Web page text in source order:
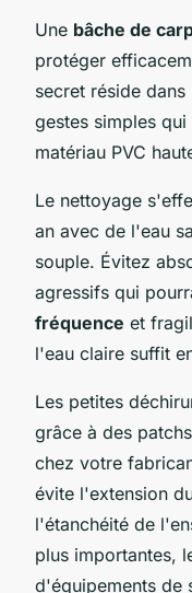
Une bâche de
protéger
secret réside
gestes simples
matériau PVC
Le nettoyage
an avec de l'eau
souple. Évitez
agressifs qui
fréquence et
l'eau claire suffit
Les petites
grâce à des
chez votre
évite l'extension
l'étanchéité de
plus importantes,
d'équipements de